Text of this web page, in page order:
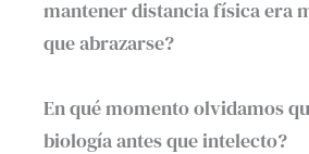
mantener distancia física era
que abrazarse?⁣
En qué momento olvidamos
biología antes que intelecto?⁣